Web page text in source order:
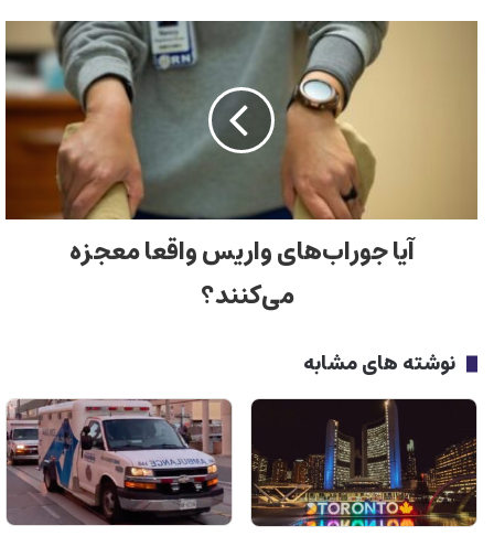
آیا جوراب‌های واریس واقعا معجزه
می‌کنند؟
نوشته های مشابه